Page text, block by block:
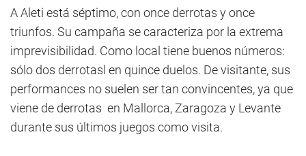
A Aleti está séptimo, con once derrotas y once
triunfos. Su campaña se caracteriza por la extrema
imprevisibilidad. Como local tiene buenos números:
sólo dos derrotasl en quince duelos. De visitante, sus
performances no suelen ser tan convincentes, ya que
viene de derrotas en Mallorca, Zaragoza y Levante
durante sus últimos juegos como visita.